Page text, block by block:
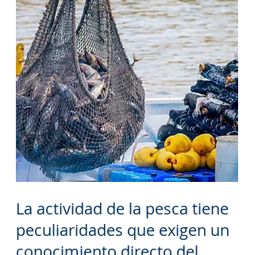
La actividad de la pesca tiene
peculiaridades que exigen un